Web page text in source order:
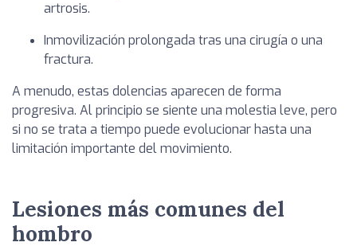
artrosis.
Inmovilización prolongada tras una cirugía o una
fractura.
A menudo, estas dolencias aparecen de forma
progresiva. Al principio se siente una molestia leve, pero
si no se trata a tiempo puede evolucionar hasta una
limitación importante del movimiento.
Lesiones más comunes del
hombro